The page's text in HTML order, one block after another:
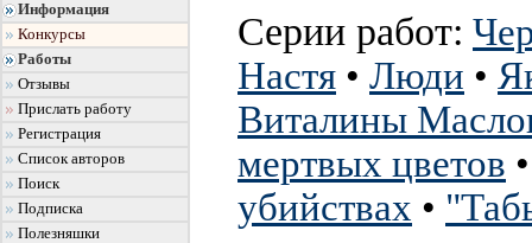
Информация
Конкурсы
Работы
Отзывы
Прислать работу
Регистрация
Список авторов
Поиск
Подписка
Полезняшки
Серии работ:
Настя • Люди •
Виталины
мертвых цветов
убийствах •